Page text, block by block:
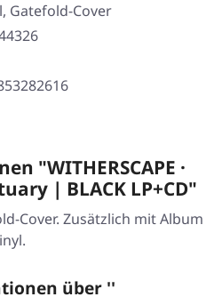
Gatefold-Cover
"WITHERSCAPE ·
| BLACK LP+CD"
Cover. Zusätzlich mit Album
über ''